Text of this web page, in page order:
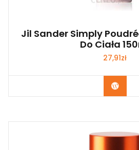
Jil Sander Simply
Do Ciała
27,91zł